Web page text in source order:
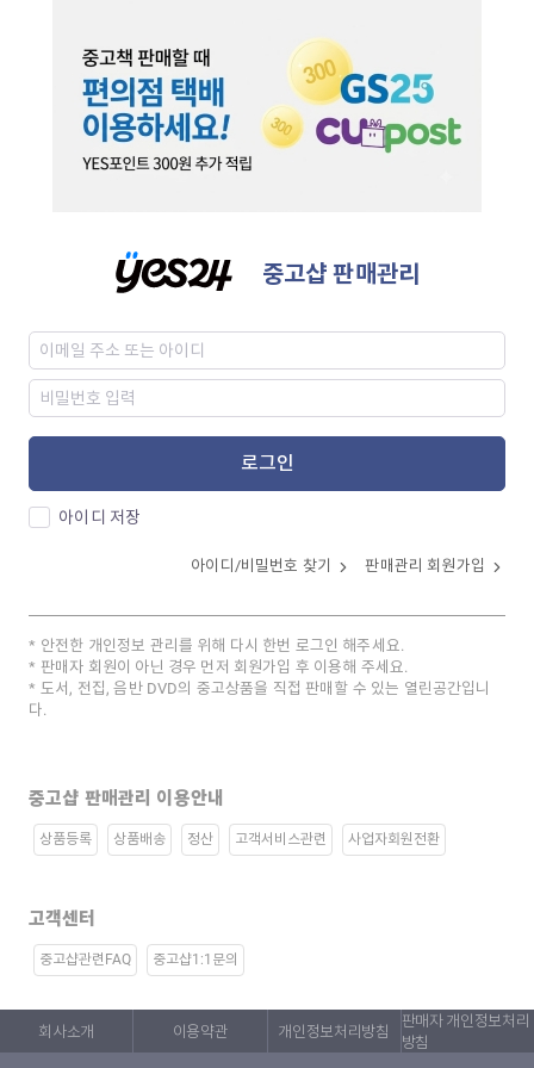
중고샵 판매관리
로그인
아이디 저장
아이디/비밀번호 찾기 판매관리 회원가입
안전한 개인정보 관리를 위해 다시 한번 로그인 해주세요.
판매자 회원이 아닌 경우 먼저 회원가입 후 이용해 주세요.
도서, 전집, 음반 DVD의 중고상품을 직접 판매할 수 있는 열린공간입니
다.
중고샵 판매관리 이용안내
상품등록 상품배송 정산 고객서비스관련 사업자회원전환
고객센터
중고샵관련FAQ 중고샵1:1문의
회사소개 이용약관 개인정보처리방침
판매자 개인정보처리
방침